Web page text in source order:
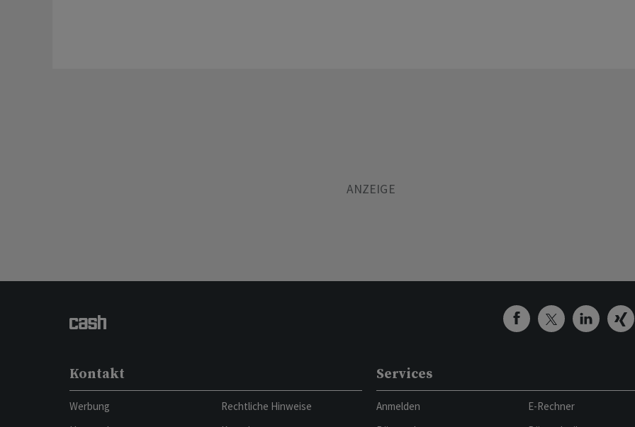
Kontakt
Werbung
Rechtliche Hinweise
Services
Anmelden
E-Rechner